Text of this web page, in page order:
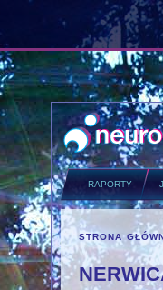
raporty
you are
strona